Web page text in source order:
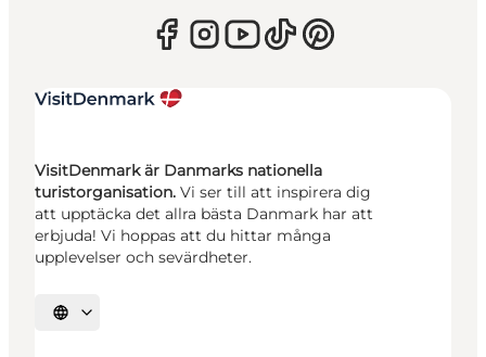
VisitDenmark är Danmarks nationella
turistorganisation. Vi ser till att inspirera dig
att upptäcka det allra bästa Danmark har att
erbjuda! Vi hoppas att du hittar många
upplevelser och sevärdheter.
Välj språk